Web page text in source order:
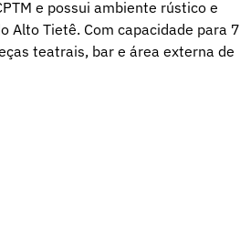
e possui ambiente rústico e
Alto Tietê. Com capacidade para
teatrais, bar e área externa de